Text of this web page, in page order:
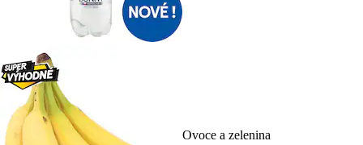
Ovoce a zelenina